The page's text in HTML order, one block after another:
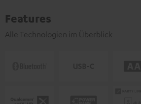
Features
Alle Technologien im Überblick